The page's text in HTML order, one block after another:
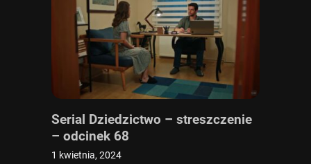
Serial Dziedzictwo – streszczenie
– odcinek 68
1 kwietnia, 2024